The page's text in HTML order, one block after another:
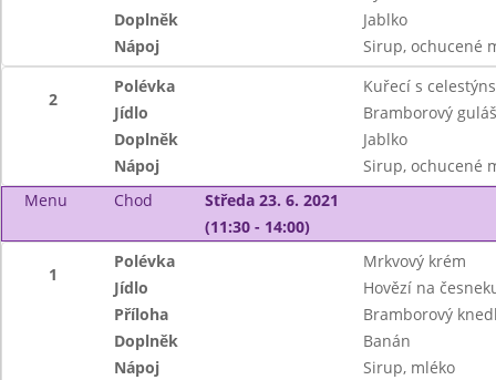
Doplněk
Jablko
Nápoj
Sirup, ochucené
2
Polévka
Kuřecí s
Jídlo
Bramborový
Doplněk
Jablko
Nápoj
Sirup, ochucené
Menu
Chod
Středa 23. 6. 2021
(11:30 - 14:00)
1
Polévka
Mrkvový krém
Jídlo
Hovězí na
Příloha
Bramborový
Doplněk
Banán
Nápoj
Sirup, mléko